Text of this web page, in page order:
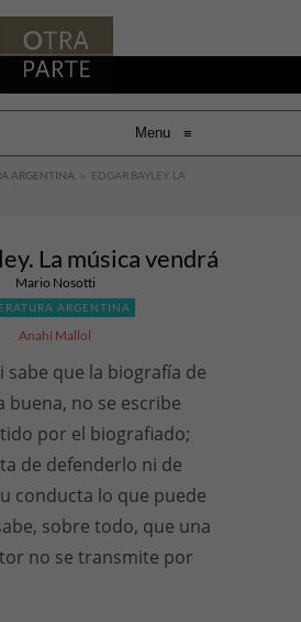
Menu ≡
ARGENTINA » EDGAR BAYLEY. LA
La música vendrá
Mario Nosotti
ARGENTINA
Anahí Mallol
que la biografía de
buena, no se escribe
por el biografiado;
de defenderlo ni de
conducta lo que puede
sobre todo, que una
no se transmite por